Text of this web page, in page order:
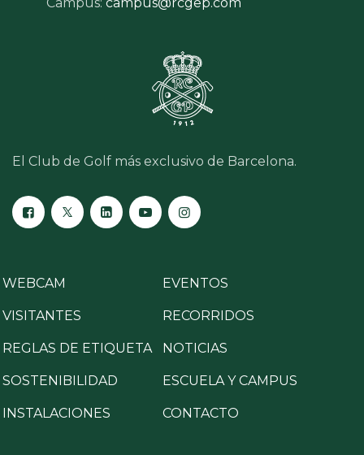
El Club de Golf más exclusivo de Barcelona.
WEBCAM EVENTOS
VISITANTES RECORRIDOS
REGLAS DE ETIQUETA NOTICIAS
SOSTENIBILIDAD ESCUELA Y CAMPUS
INSTALACIONES CONTACTO